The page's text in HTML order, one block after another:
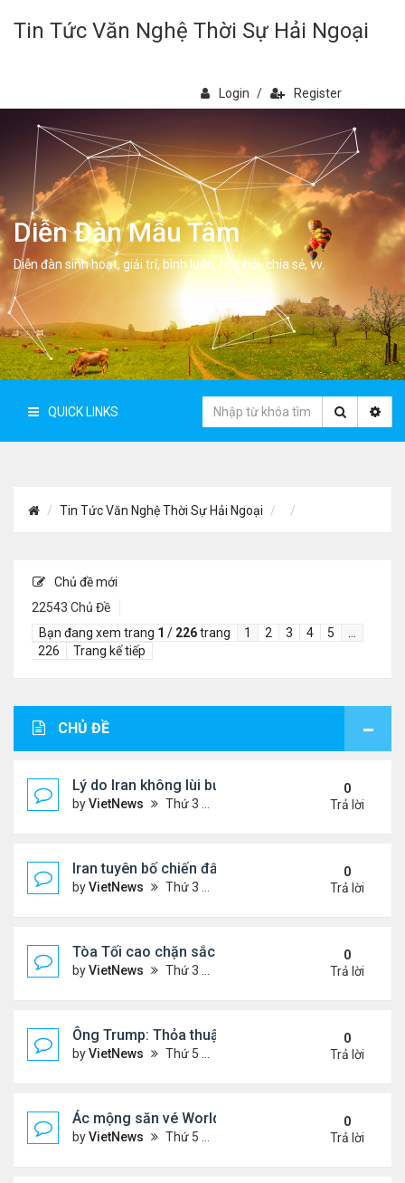
Tin Tức Văn Nghệ Thời Sự Hải Ngoại
Login / Register
Diễn Đàn Mẫu Tâm
Diễn đàn sinh hoạt, giải trí, bình luân, học hỏi, chia sẻ, vv.
QUICK LINKS
Tin Tức Văn Nghệ Thời Sự Hải Ngoại
Chủ đề mới
22543 Chủ Đề
Bạn đang xem trang 1 / 226trang 1 2 3 4 5
226
Trang kế tiếp
CHỦ ĐỀ
Lý do Iran không lùi bước trước lời đe dọa của
byVietNews Thứ 3 Tháng 8 04, 2026 4:32 pm
0
Trả lời
Iran tuyên bố chiến đấu vì Hormuz tới 'hơi thở
byVietNews Thứ 3 Tháng 7 14, 2026 4:29 pm
0
Trả lời
Tòa Tối cao chặn sắc lệnh xóa luật 'sinh ở Mỹ là
byVietNews Thứ 3 Tháng 6 30, 2026 5:52 pm
0
Trả lời
Ông Trump: Thỏa thuận với Iran là chiến thắng
byVietNews Thứ 5 Tháng 6 18, 2026 5:26 pm
0
Trả lời
Ác mộng săn vé World Cup
byVietNews Thứ 5 Tháng 6 04, 2026 4:49 pm
0
Trả lời